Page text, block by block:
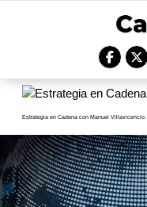
Estrategia en Cadena con Manuel Villavicencio.